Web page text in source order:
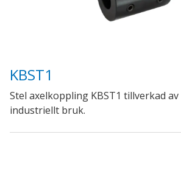
KBST1
Stel axelkoppling KBST1 tillverkad
industriellt bruk.